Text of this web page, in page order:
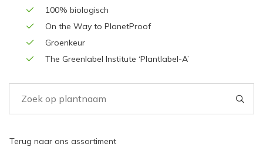
100% biologisch
On the Way to PlanetProof
Groenkeur
The Greenlabel Institute ‘Plantlabel-A’
Terug naar ons assortiment